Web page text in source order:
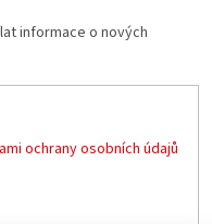
informace o nových
ochrany osobních údajů